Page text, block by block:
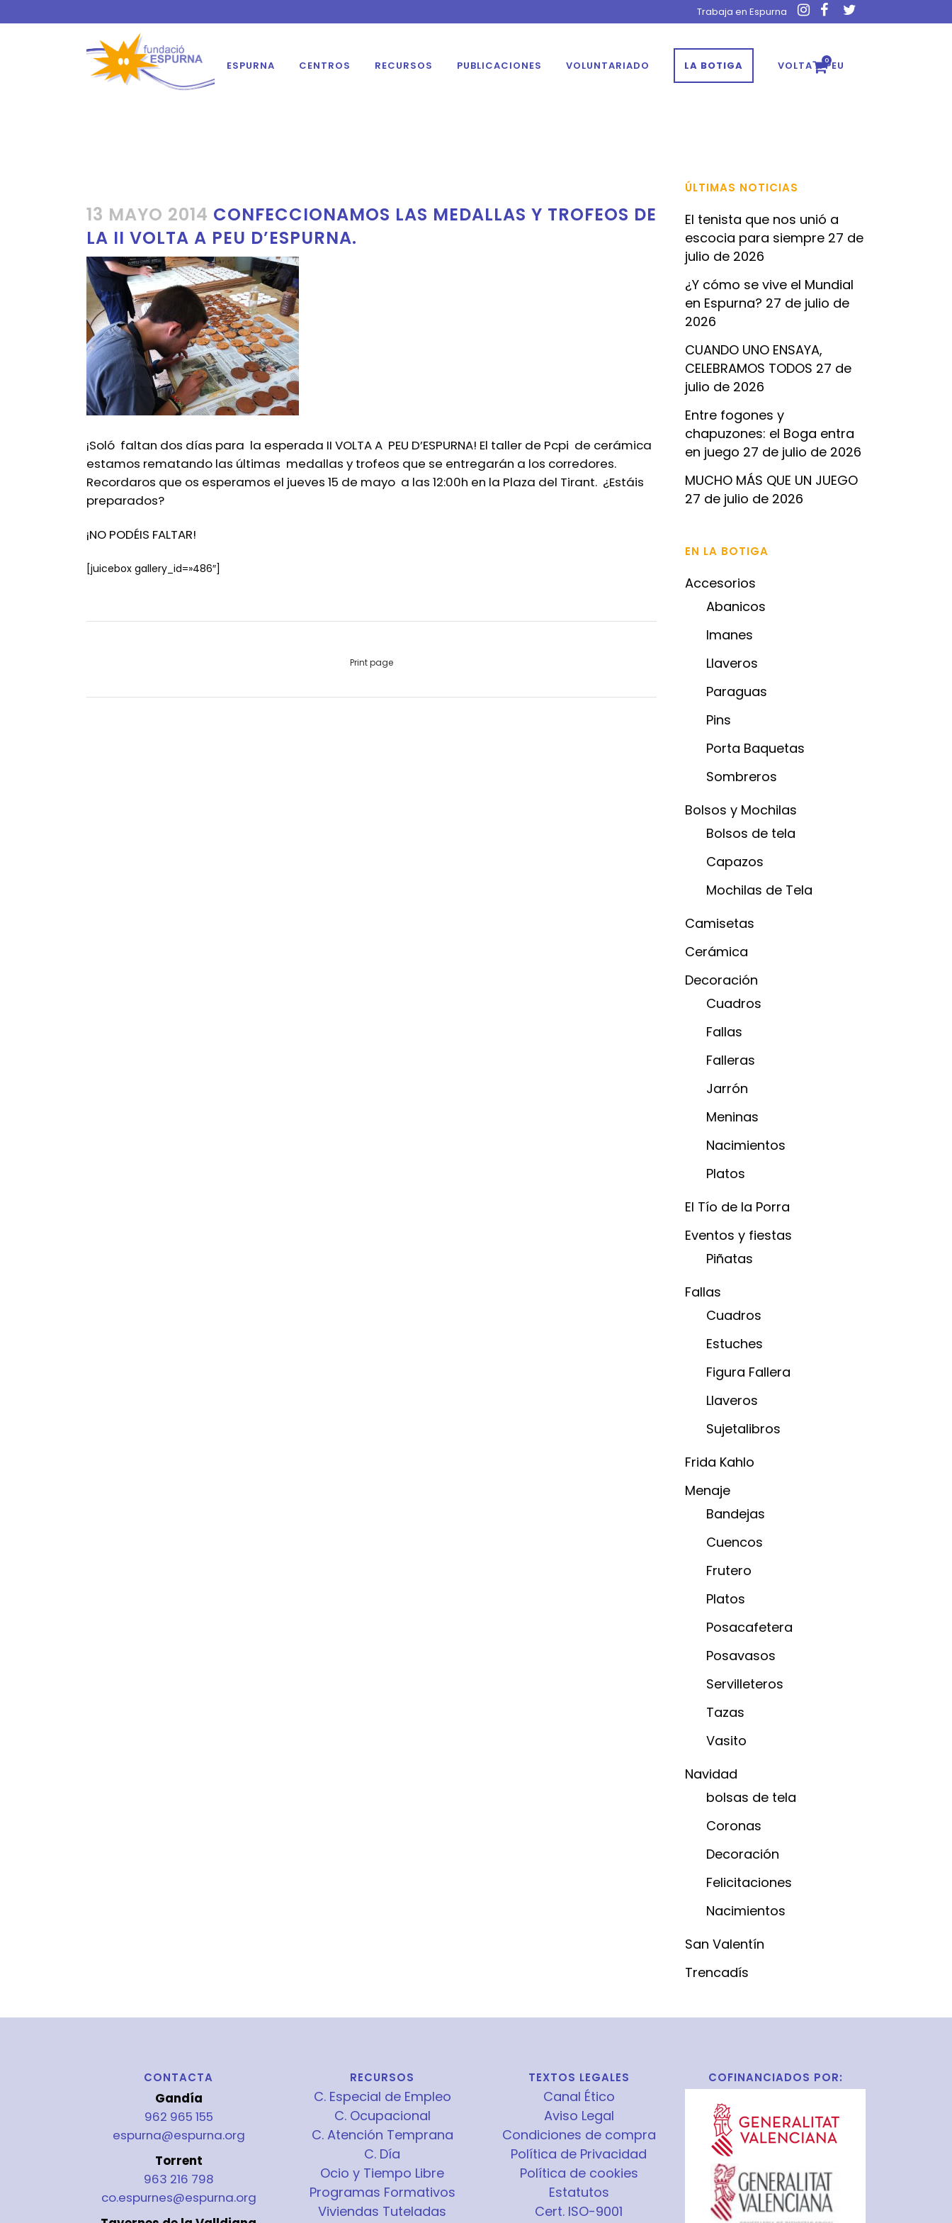
Trabaja en Espurna
0
ESPURNA CENTROS RECURSOS PUBLICACIONES VOLUNTARIADO LA BOTIGA VOLTA A PEU
13 MAYO 2014 CONFECCIONAMOS LAS MEDALLAS Y TROFEOS DE
LA II VOLTA A PEU D’ESPURNA.
¡Soló faltan dos días para la esperada II VOLTA A PEU D’ESPURNA! El taller de Pcpi de cerámica
estamos rematando las últimas medallas y trofeos que se entregarán a los corredores.
Recordaros que os esperamos el jueves 15 de mayo a las 12:00h en la Plaza del Tirant. ¿Estáis
preparados?
¡NO PODÉIS FALTAR!
[juicebox gallery_id=»486″]
Print page
ÚLTIMAS NOTICIAS
El tenista que nos unió a
escocia para siempre 27 de
julio de 2026
¿Y cómo se vive el Mundial
en Espurna? 27 de julio de
2026
CUANDO UNO ENSAYA,
CELEBRAMOS TODOS 27 de
julio de 2026
Entre fogones y
chapuzones: el Boga entra
en juego 27 de julio de 2026
MUCHO MÁS QUE UN JUEGO
27 de julio de 2026
EN LA BOTIGA
Accesorios
Abanicos
Imanes
Llaveros
Paraguas
Pins
Porta Baquetas
Sombreros
Bolsos y Mochilas
Bolsos de tela
Capazos
Mochilas de Tela
Camisetas
Cerámica
Decoración
Cuadros
Fallas
Falleras
Jarrón
Meninas
Nacimientos
Platos
El Tío de la Porra
Eventos y fiestas
Piñatas
Fallas
Cuadros
Estuches
Figura Fallera
Llaveros
Sujetalibros
Frida Kahlo
Menaje
Bandejas
Cuencos
Frutero
Platos
Posacafetera
Posavasos
Servilleteros
Tazas
Vasito
Navidad
bolsas de tela
Coronas
Decoración
Felicitaciones
Nacimientos
San Valentín
Trencadís
CONTACTA
Gandía
962 965 155
espurna@espurna.org
Torrent
963 216 798
co.espurnes@espurna.org
RECURSOS
C. Especial de Empleo
C. Ocupacional
C. Atención Temprana
C. Día
Ocio y Tiempo Libre
Programas Formativos
Viviendas Tuteladas
TEXTOS LEGALES
Canal Ético
Aviso Legal
Condiciones de compra
Política de Privacidad
Política de cookies
Estatutos
Cert. ISO-9001
COFINANCIADOS POR: